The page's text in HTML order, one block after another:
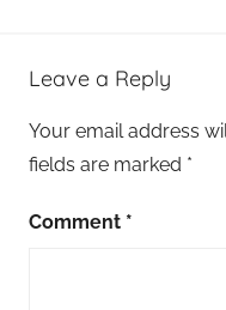
Leave a Reply
Your email address
fields are marked *
Comment *